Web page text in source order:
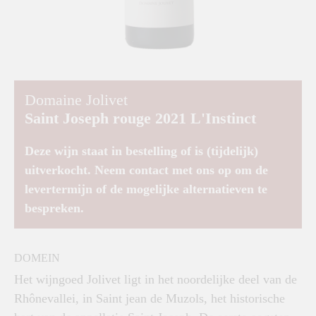
Domaine Jolivet
Saint Joseph rouge 2021 L'Instinct
Deze wijn staat in bestelling of is (tijdelijk)
uitverkocht. Neem contact met ons op om de
levertermijn of de mogelijke alternatieven te
bespreken.
DOMEIN
Het wijngoed Jolivet ligt in het noordelijke deel van de
Rhônevallei, in Saint jean de Muzols, het historische